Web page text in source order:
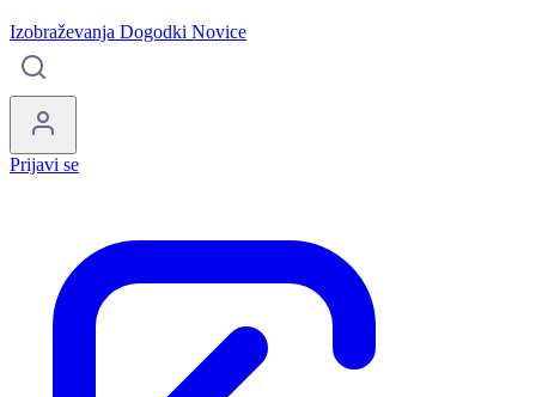
Izobraževanja Dogodki Novice
Prijavi se